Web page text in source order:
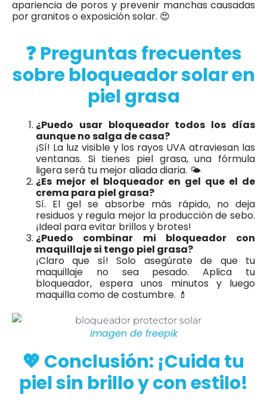
apariencia de poros y prevenir manchas causadas
por granitos o exposición solar. 😍
❓ Preguntas frecuentes
sobre bloqueador solar en
piel grasa
¿Puedo usar bloqueador todos los días
aunque no salga de casa?
¡Sí! La luz visible y los rayos UVA atraviesan las
ventanas. Si tienes piel grasa, una fórmula
ligera será tu mejor aliada diaria. 🌤️
¿Es mejor el bloqueador en gel que el de
crema para piel grasa?
Sí. El gel se absorbe más rápido, no deja
residuos y regula mejor la producción de sebo.
¡Ideal para evitar brillos y brotes!
¿Puedo combinar mi bloqueador con
maquillaje si tengo piel grasa?
¡Claro que sí! Solo asegúrate de que tu
maquillaje no sea pesado. Aplica tu
bloqueador, espera unos minutos y luego
maquilla como de costumbre. 💄
Imagen de freepik
💖 Conclusión: ¡Cuida tu
piel sin brillo y con estilo!